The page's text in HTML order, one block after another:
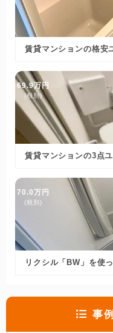
賃貸マンションの格安
69.9万円
(税別)
賃貸マンションの3点
70.0万円
(税別)
リクシル「BW」を使
事